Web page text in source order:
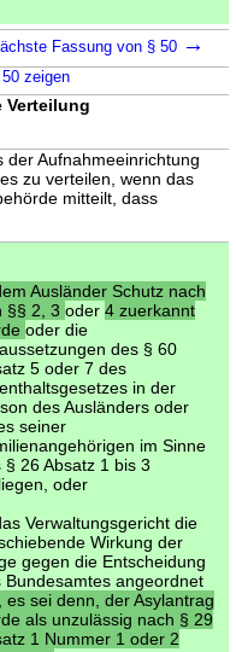
Fassung von § 50 →
zeigen
Verteilung
Aufnahmeeinrichtung
zu verteilen, wenn das
mitteilt, dass
Ausländer Schutz nach
§§ 2, 3 oder 4 zuerkannt
oder die
des § 60
5 oder 7 des
in der
des Ausländers oder
seiner
im Sinne
§ 26 Absatz 1 bis 3
oder
Verwaltungsgericht die
Wirkung der
gegen die Entscheidung
Bundesamtes angeordnet
es sei denn, der Asylantrag
als unzulässig nach § 29
1 Nummer 1 oder 2